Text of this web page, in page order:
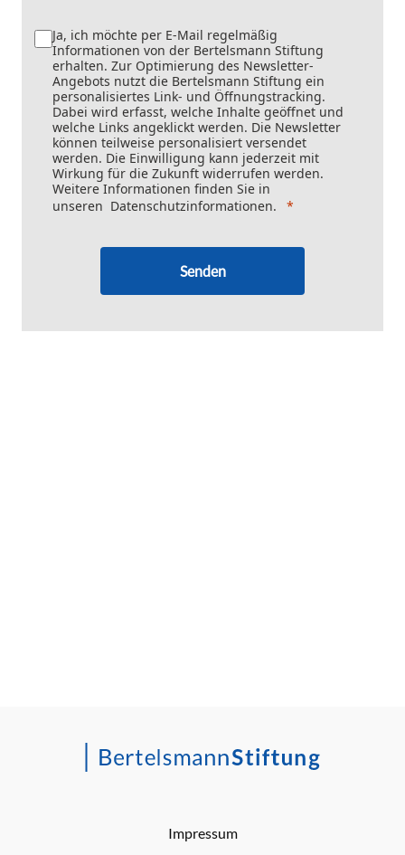
Ja, ich möchte per E-Mail regelmäßig
Informationen von der Bertelsmann Stiftung
erhalten. Zur Optimierung des Newsletter-
Angebots nutzt die Bertelsmann Stiftung ein
personalisiertes Link- und Öffnungstracking.
Dabei wird erfasst, welche Inhalte geöffnet und
welche Links angeklickt werden. Die Newsletter
können teilweise personalisiert versendet
werden. Die Einwilligung kann jederzeit mit
Wirkung für die Zukunft widerrufen werden.
Weitere Informationen finden Sie in
unseren Datenschutzinformationen.
Senden
Impressum